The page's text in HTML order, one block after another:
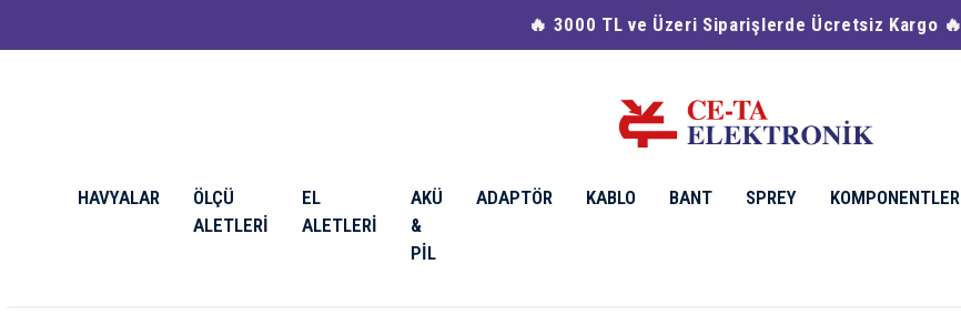
🔥 3000 TL ve Üzeri Siparişlerde Ücretsiz Kargo 🔥
HAVYALAR
ÖLÇÜ
ALETLERİ
EL
ALETLERİ
AKÜ
&
PİL
ADAPTÖR KABLO BANT SPREY KOMPONENTLER